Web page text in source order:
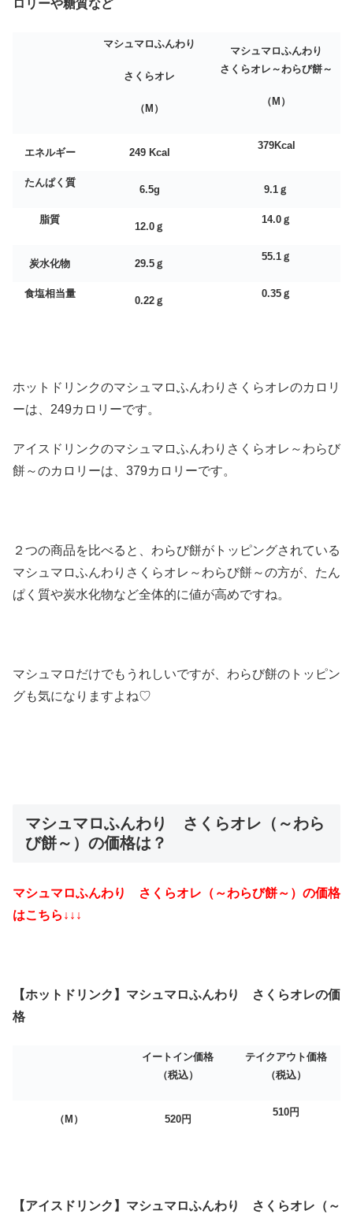
ロリーや糖質など
マシュマロふんわり
さくらオレ
（M）
マシュマロふんわり
さくらオレ～わらび餅～
（М）
エネルギー 249 Kcal
379Kcal
たんぱく質
6.5g 9.1 ｇ
脂質
12.0ｇ
14.0ｇ
炭水化物 29.5ｇ
55.1ｇ
食塩相当量
0.22ｇ
0.35ｇ
ホットドリンクのマシュマロふんわりさくらオレのカロリ
ーは、249カロリーです。
アイスドリンクのマシュマロふんわりさくらオレ～わらび
餅～のカロリーは、379カロリーです。
２つの商品を比べると、わらび餅がトッピングされている
マシュマロふんわりさくらオレ～わらび餅～の方が、たん
ぱく質や炭水化物など全体的に値が高めですね。
マシュマロだけでもうれしいですが、わらび餅のトッピン
グも気になりますよね♡
マシュマロふんわり さくらオレ（～わら
び餅～） の価格は？
マシュマロふんわり さくらオレ（～わらび餅～ ）の価格
はこちら↓↓↓
【ホットドリンク】マシュマロふんわり さくらオレの価
格
イートイン価格
（税込）
テイクアウト価格
（税込）
（M） 520円
510円
【アイスドリンク】マシュマロふんわり さくらオレ（～